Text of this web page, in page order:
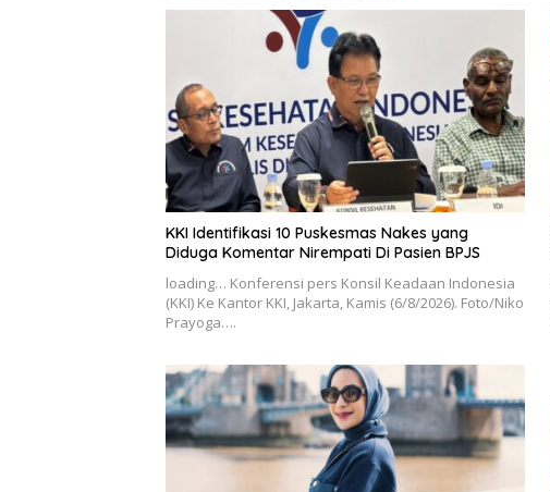
KKI Identifikasi 10 Puskesmas Nakes yang
Diduga Komentar Nirempati Di Pasien BPJS
loading… Konferensi pers Konsil Keadaan Indonesia
(KKI) Ke Kantor KKI, Jakarta, Kamis (6/8/2026). Foto/Niko
Prayoga….